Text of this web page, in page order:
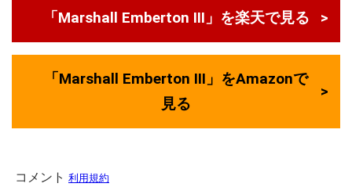
「Marshall Emberton III」を楽天で見る
「Marshall Emberton III」をAmazonで
見る